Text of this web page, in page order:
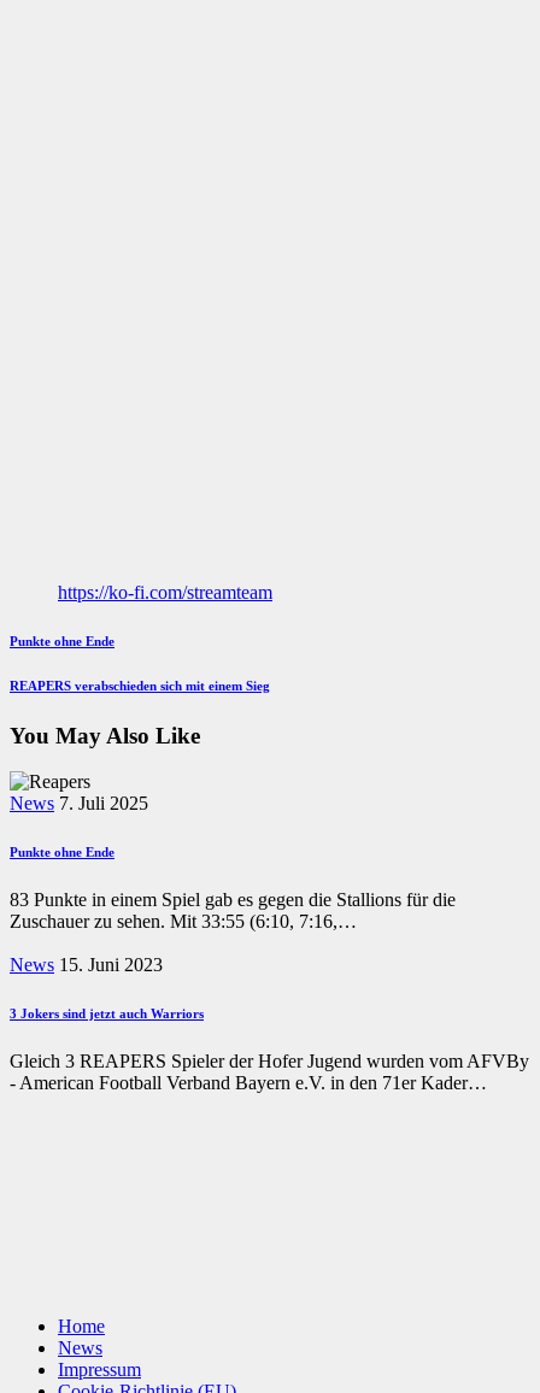
https://ko-fi.com/streamteam
Beitragsnavigation
Previous
Punkte ohne Ende
Next
REAPERS verabschieden sich mit einem Sieg
You May Also Like
News 7. Juli 2025
Punkte ohne Ende
83 Punkte in einem Spiel gab es gegen die Stallions für die
Zuschauer zu sehen. Mit 33:55 (6:10, 7:16,…
News 15. Juni 2023
3 Jokers sind jetzt auch Warriors
Gleich 3 REAPERS Spieler der Hofer Jugend wurden vom AFVBy
- American Football Verband Bayern e.V. in den 71er Kader…
Home
News
Impressum